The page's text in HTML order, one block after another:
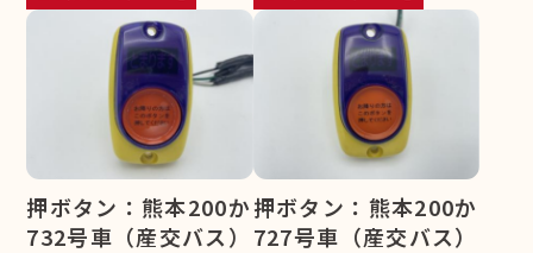
押ボタン：熊本200か
732号車（産交バス）
押ボタン：熊本200か
727号車（産交バス）